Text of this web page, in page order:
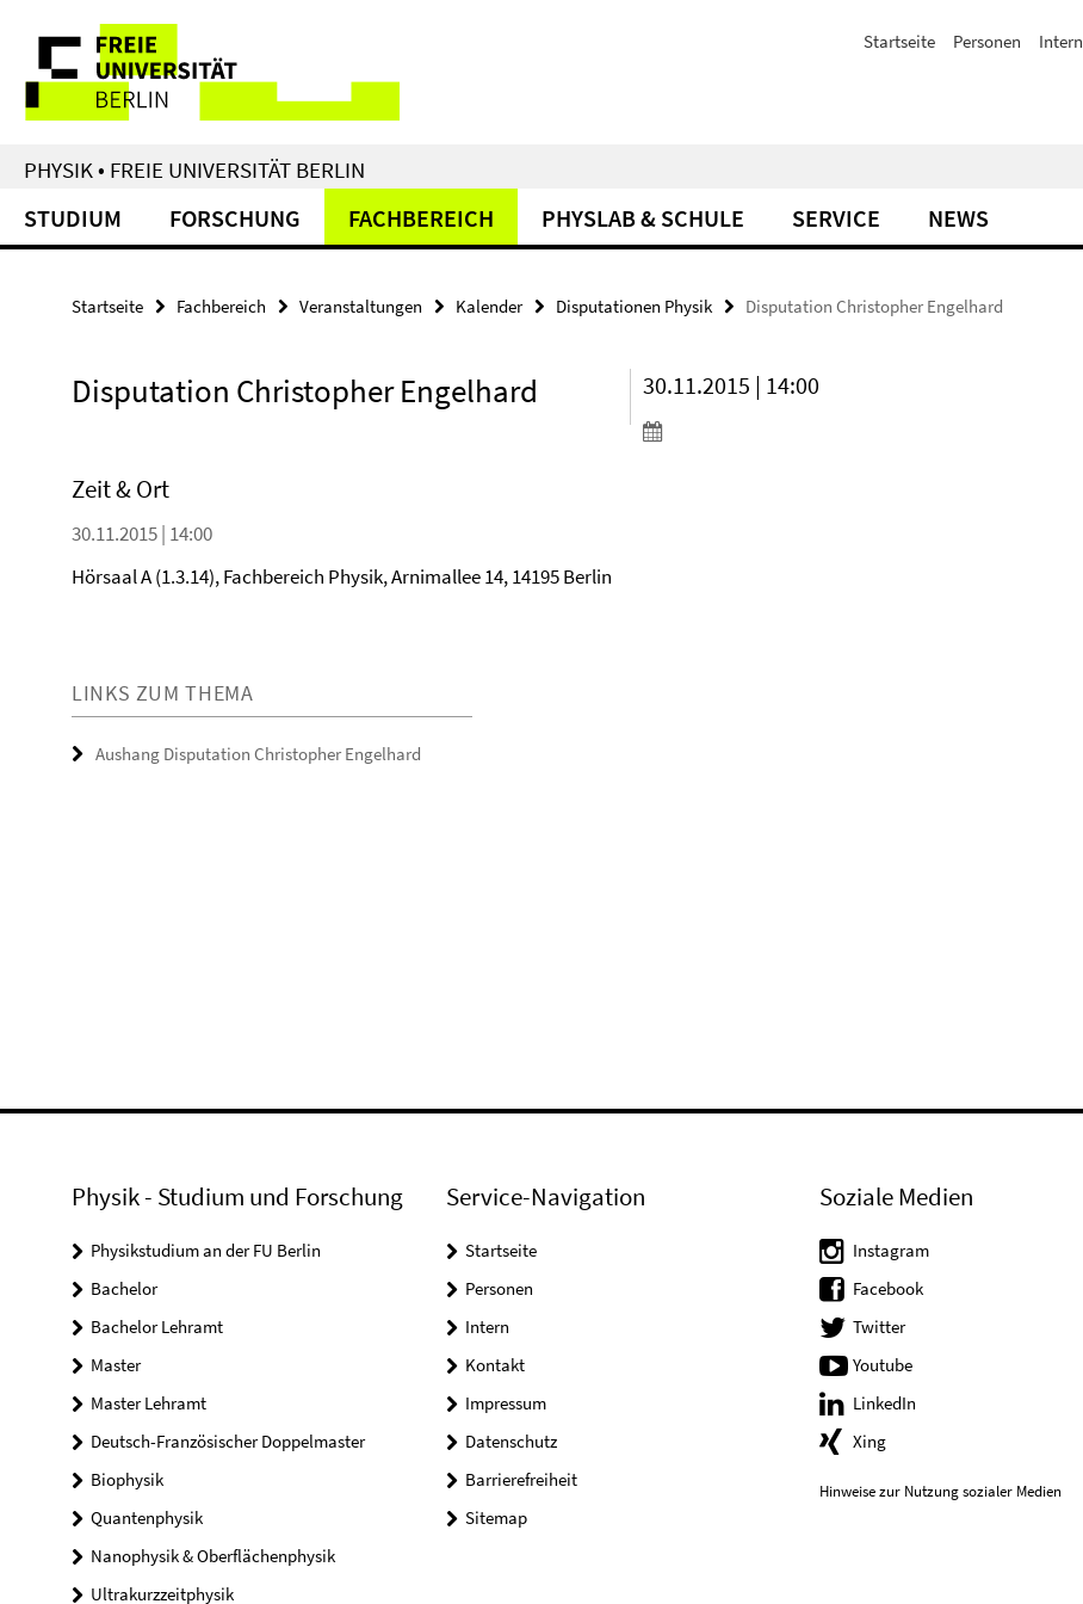
direkt
Inhalt
Service-
Navigation
Startseite Personen Intern
PHYSIK • FREIE UNIVERSITÄT BERLIN
STUDIUM FORSCHUNG FACHBEREICH PHYSLAB & SCHULE SERVICE NEWS
Startseite Fachbereich Veranstaltungen Kalender Disputationen Physik Disputation Christopher Engelhard
Disputation Christopher Engelhard 30.11.2015 | 14:00
Zeit & Ort
30.11.2015 | 14:00
Hörsaal A (1.3.14), Fachbereich Physik, Arnimallee 14, 14195 Berlin
LINKS ZUM THEMA
Aushang Disputation Christopher Engelhard
Physik - Studium und Forschung
Physikstudium an der FU Berlin
Bachelor
Bachelor Lehramt
Master
Master Lehramt
Deutsch-Französischer Doppelmaster
Biophysik
Quantenphysik
Nanophysik & Oberflächenphysik
Ultrakurzzeitphysik
Service-Navigation
Startseite
Personen
Intern
Kontakt
Impressum
Datenschutz
Barrierefreiheit
Sitemap
Soziale Medien
Instagram
Facebook
Twitter
Youtube
LinkedIn
Xing
Hinweise zur Nutzung sozialer Medien